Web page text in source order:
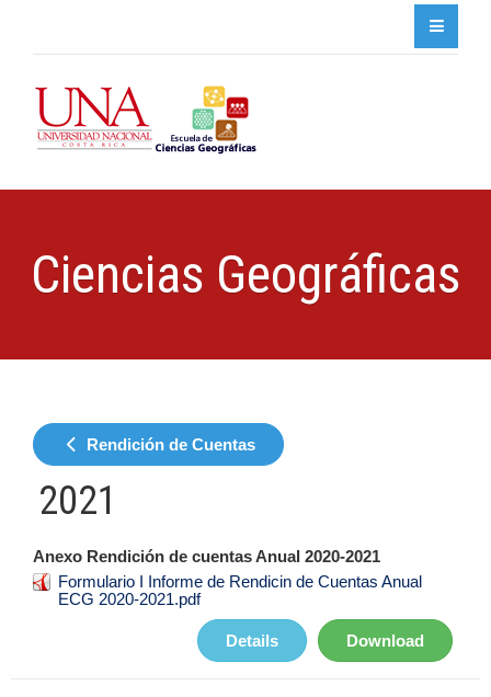
Ciencias Geográficas
Rendición de Cuentas
2021
Anexo Rendición de cuentas Anual 2020-2021
Formulario I Informe de Rendicin de Cuentas Anual
ECG 2020-2021.pdf
Download
Details